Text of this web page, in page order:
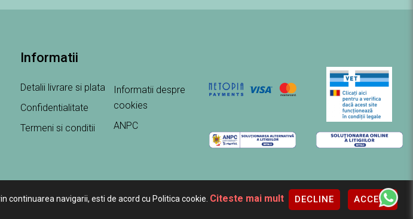
continuarea navigarii, esti de acord cu Politica cookie. Citeste mai mult DECLINE ACCEPT
Informatii
Detalii livrare si plata
Confidentialitate
Termeni si conditii
Informatii despre
cookies
ANPC
Creare magazine online by ITeXclusiv.ro